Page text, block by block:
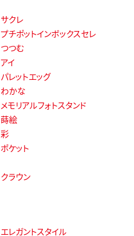
サクレ
プチポットインボックスセレ
つつむ
アイ
パレットエッグ
わかな
メモリアルフォトスタンド
蒔絵
彩
ポケット
クラウン
エレガントスタイル